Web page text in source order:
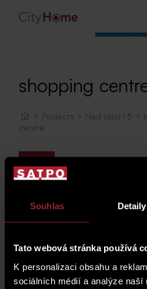
Souhlas Detaily
Tato webová stránka používá
K personalizaci obsahu a
sociálních médií a analýze
shopping
Projects Nad obcí I 5
centre
Map